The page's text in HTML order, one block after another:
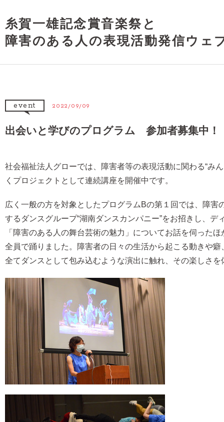
糸賀一雄記念賞音楽祭と
障害のある人の表現活動発信ウェ
event 2022/09/09
出会いと学びのプログラム 参加者募集中
社会福祉法人グローでは、障害者等の表現活動に関わる“み
くプロジェクトとして連続講座を開催中です。
広く一般の方を対象としたプログラムBの第１回では、障害
するダンスグループ“湖南ダンスカンパニー”をお招きし、デ
「障害のある人の舞台芸術の魅力」についてお話を伺った
全員で踊りました。障害者の日々の生活から起こる動きや
全てダンスとして包み込むような演出に触れ、その楽しさ